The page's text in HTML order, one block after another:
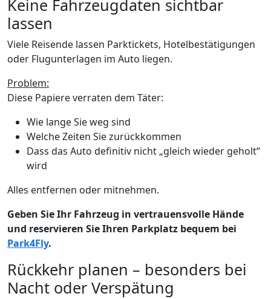
Keine Fahrzeugdaten sichtbar
lassen
Viele Reisende lassen Parktickets, Hotelbestätigungen
oder Flugunterlagen im Auto liegen.
Problem:
Diese Papiere verraten dem Täter:
Wie lange Sie weg sind
Welche Zeiten Sie zurückkommen
Dass das Auto definitiv nicht „gleich wieder geholt“
wird
Alles entfernen oder mitnehmen.
Geben Sie Ihr Fahrzeug in vertrauensvolle Hände
und reservieren Sie Ihren Parkplatz bequem bei
Park4Fly.
Rückkehr planen – besonders bei
Nacht oder Verspätung